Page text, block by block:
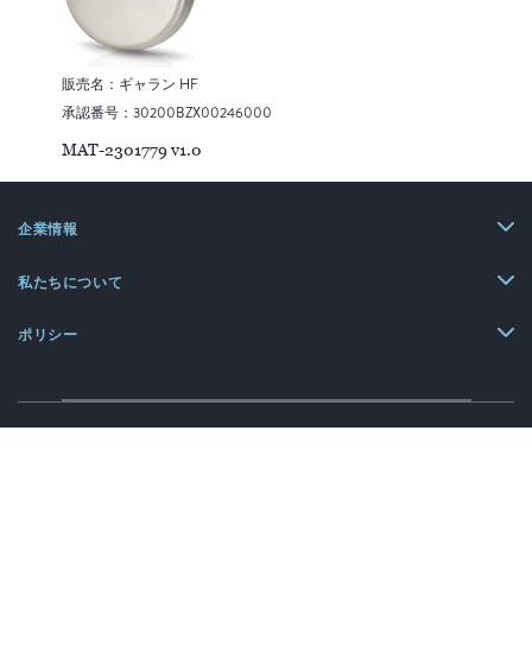
販売名：ギャラン HF
承認番号：30200BZX00246000
MAT-2301779 v1.0
企業情報
私たちについて
ポリシー